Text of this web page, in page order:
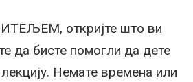
откријте што ви
да бисте помогли да дете
Немате времена или